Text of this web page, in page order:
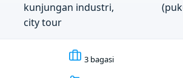
kunjungan industri,
city tour
3 bagasi